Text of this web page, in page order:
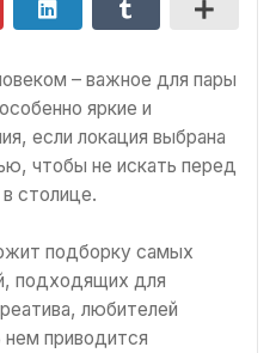
– важное для пары
яркие и
если локация выбрана
чтобы не искать перед
столице.
подборку самых
подходящих для
любителей
нем приводится